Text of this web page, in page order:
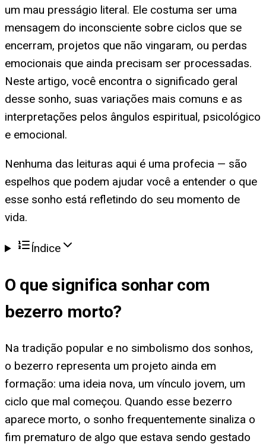
um mau presságio literal. Ele costuma ser uma
mensagem do inconsciente sobre ciclos que se
encerram, projetos que não vingaram, ou perdas
emocionais que ainda precisam ser processadas.
Neste artigo, você encontra o significado geral
desse sonho, suas variações mais comuns e as
interpretações pelos ângulos espiritual, psicológico
e emocional.
Nenhuma das leituras aqui é uma profecia — são
espelhos que podem ajudar você a entender o que
esse sonho está refletindo do seu momento de
vida.
Índice
O que significa sonhar com
bezerro morto?
Na tradição popular e no simbolismo dos sonhos,
o bezerro representa um projeto ainda em
formação: uma ideia nova, um vínculo jovem, um
ciclo que mal começou. Quando esse bezerro
aparece morto, o sonho frequentemente sinaliza o
fim prematuro de algo que estava sendo gestado